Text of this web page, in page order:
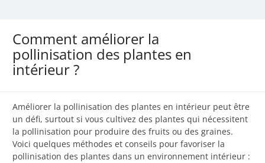
Comment améliorer la
pollinisation des plantes en
intérieur ?
Améliorer la pollinisation des plantes en intérieur peut être
un défi, surtout si vous cultivez des plantes qui nécessitent
la pollinisation pour produire des fruits ou des graines.
Voici quelques méthodes et conseils pour favoriser la
pollinisation des plantes dans un environnement intérieur :